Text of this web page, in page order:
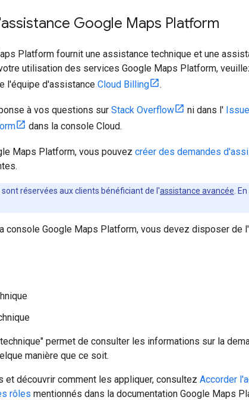
Google Maps Platform
Platform fournit une assistance technique et une
utilisation des services Google Maps Platform,
l'équipe d'assistance Cloud Billing .
à vos questions sur Stack Overflow ni dans l'
dans la console Cloud.
Maps Platform, vous pouvez créer des demandes
réservées aux clients bénéficiant de l'assistance avancée .
console Google Maps Platform, vous devez disposer de
permet de consulter les informations sur la
manière que ce soit.
et découvrir comment les appliquer, consultez Accorder
rôles mentionnés dans la documentation Google Maps